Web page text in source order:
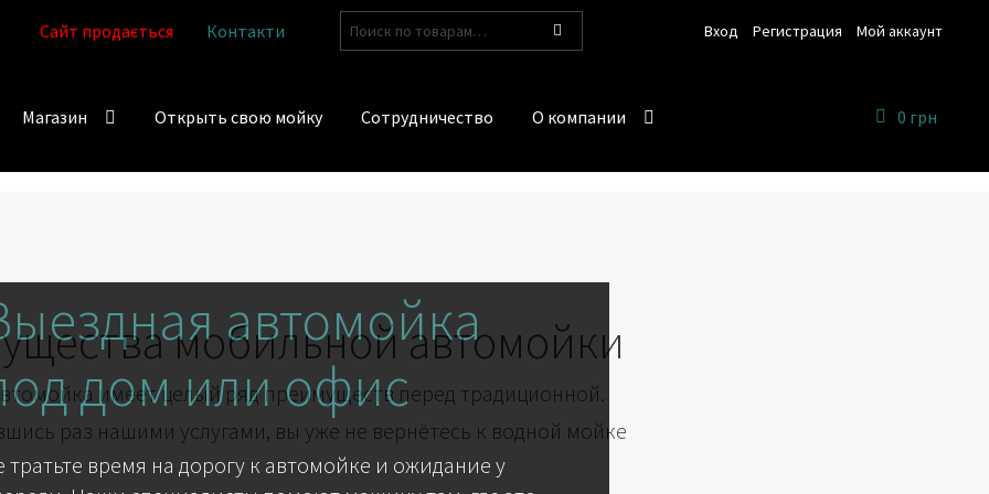
Сайт продається Контакти Искать: Вход Регистрация Мой аккаунт
Магазин Открыть свою мойку Сотрудничество О компании 0 грн
автомойка
дом или офис
тратьте время на дорогу к автомойке и ожидание у
мобильной автомойки
имеет целый ряд преимуществ перед традиционной.
раз нашими услугами, вы уже не вернётесь к водной мойке